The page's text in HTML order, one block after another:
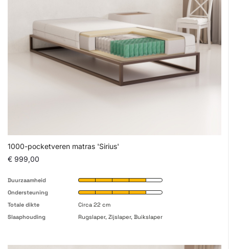
1000-pocketveren matras 'Sirius'
€ 999,00
Duurzaamheid
Ondersteuning
Totale dikte
Circa 22 cm
Slaaphouding
Rugslaper, Zijslaper, Buikslaper